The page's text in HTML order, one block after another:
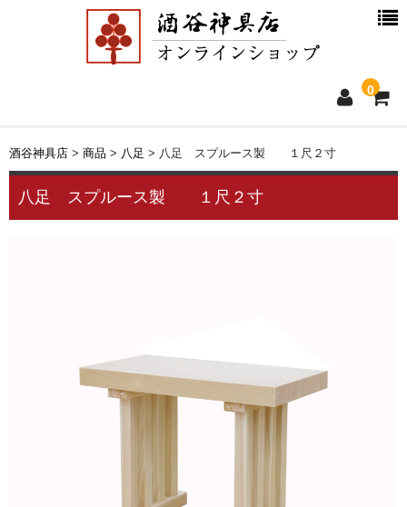
0
ホーム
新着情報
会社概要
酒谷神具店 > 商品 > 八足 > 八足 スプルース製 １尺２寸
八足 スプルース製 １尺２寸